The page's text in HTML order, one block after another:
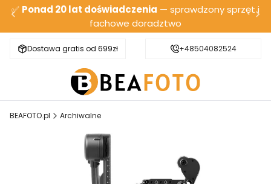
✅ Ponad 20 lat doświadczenia — sprawdzony sprzęt i
fachowe doradztwo
Dostawa gratis od 699zł Bezpieczna wysyłka
+48504082524
BEAFOTO.pl Archiwalne